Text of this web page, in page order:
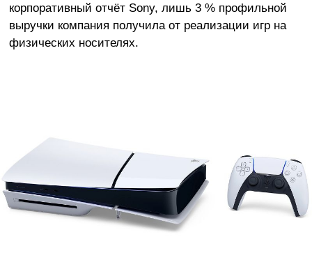
корпоративный отчёт Sony, лишь 3 % профильной
выручки компания получила от реализации игр на
физических носителях.